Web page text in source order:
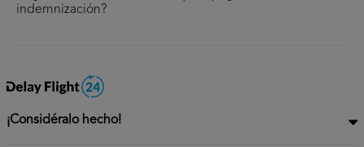
indemnización?
¡Considéralo hecho!